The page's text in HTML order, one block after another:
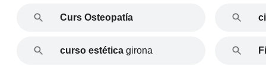
Curs Osteopatía
curso estética girona